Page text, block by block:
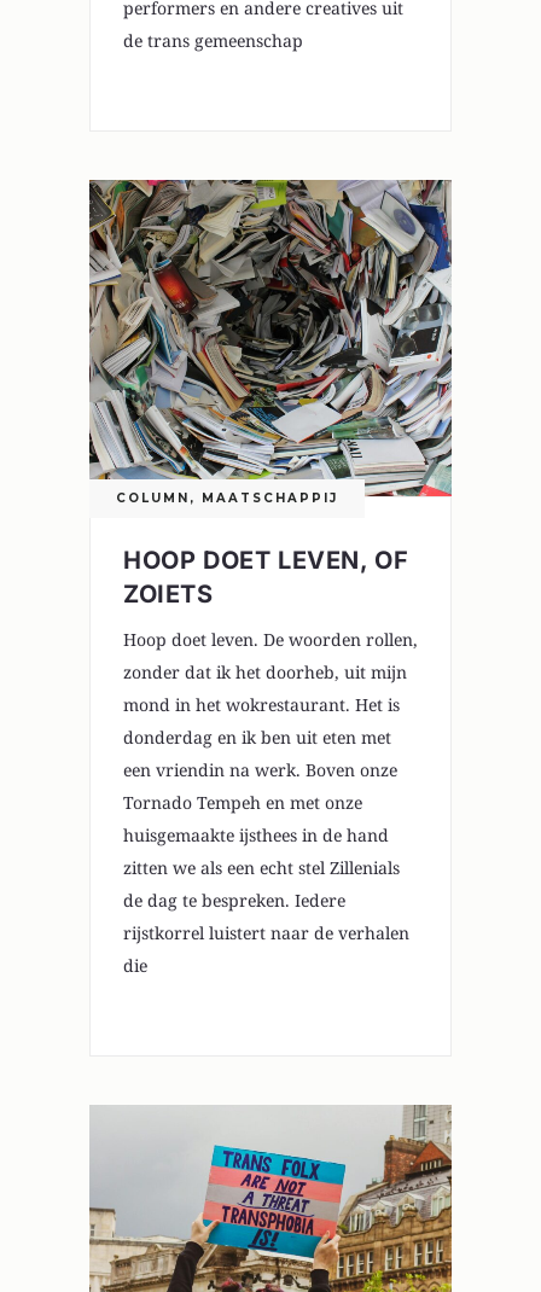
performers en andere creatives uit
de trans gemeenschap
COLUMN , MAATSCHAPPIJ
HOOP DOET LEVEN, OF
ZOIETS
Hoop doet leven. De woorden rollen,
zonder dat ik het doorheb, uit mijn
mond in het wokrestaurant. Het is
donderdag en ik ben uit eten met
een vriendin na werk. Boven onze
Tornado Tempeh en met onze
huisgemaakte ijsthees in de hand
zitten we als een echt stel Zillenials
de dag te bespreken. Iedere
rijstkorrel luistert naar de verhalen
die